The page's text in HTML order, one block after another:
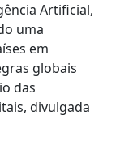
Artificial,
uma
em
globais
das
divulgada